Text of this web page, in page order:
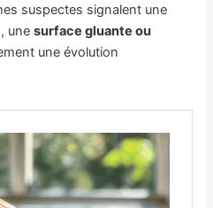
suspectes signalent une
unesurface gluante ou
une évolution